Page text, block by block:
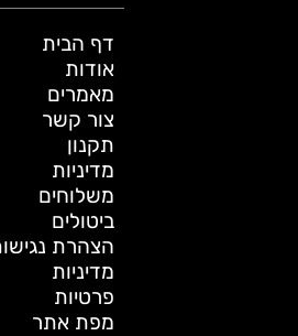
דף הבית
אודות
מאמרים
צור קשר
תקנון
מדיניות
משלוחים
ביטולים
הצהרת
מדיניות
פרטיות
מפת אתר